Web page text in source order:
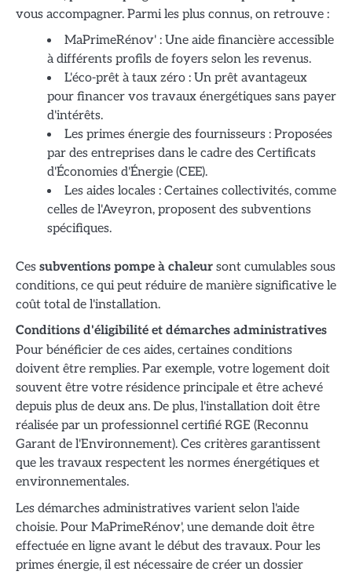
vous accompagner. Parmi les plus connus, on retrouve :
MaPrimeRénov' : Une aide financière accessible
à différents profils de foyers selon les revenus.
L'éco-prêt à taux zéro : Un prêt avantageux
pour financer vos travaux énergétiques sans payer
d'intérêts.
Les primes énergie des fournisseurs : Proposées
par des entreprises dans le cadre des Certificats
d'Économies d'Énergie (CEE).
Les aides locales : Certaines collectivités, comme
celles de l'Aveyron, proposent des subventions
spécifiques.
Ces subventions pompe à chaleur sont cumulables sous
conditions, ce qui peut réduire de manière significative le
coût total de l'installation.
Conditions d'éligibilité et démarches administratives
Pour bénéficier de ces aides, certaines conditions
doivent être remplies. Par exemple, votre logement doit
souvent être votre résidence principale et être achevé
depuis plus de deux ans. De plus, l'installation doit être
réalisée par un professionnel certifié RGE (Reconnu
Garant de l'Environnement). Ces critères garantissent
que les travaux respectent les normes énergétiques et
environnementales.
Les démarches administratives varient selon l'aide
choisie. Pour MaPrimeRénov', une demande doit être
effectuée en ligne avant le début des travaux. Pour les
primes énergie, il est nécessaire de créer un dossier